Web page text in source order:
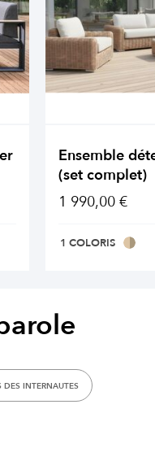
Ensemble
(set complet)
1 990,00 €
1 COLORIS
DES INTERNAUTES